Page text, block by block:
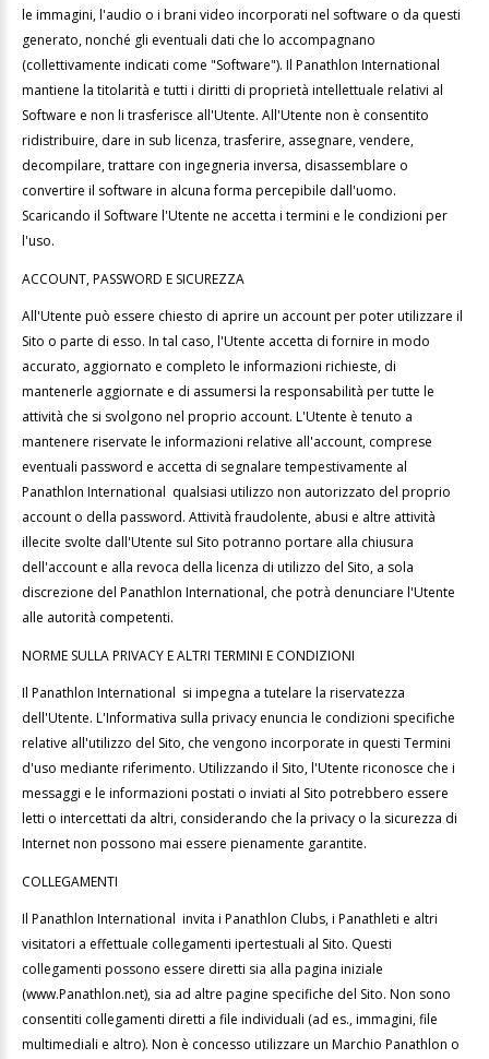
le immagini, l'audio o i brani video incorporati nel software o da questi
generato, nonché gli eventuali dati che lo accompagnano
(collettivamente indicati come "Software"). Il Panathlon International
mantiene la titolarità e tutti i diritti di proprietà intellettuale relativi al
Software e non li trasferisce all'Utente. All'Utente non è consentito
ridistribuire, dare in sub licenza, trasferire, assegnare, vendere,
decompilare, trattare con ingegneria inversa, disassemblare o
convertire il software in alcuna forma percepibile dall'uomo.
Scaricando il Software l'Utente ne accetta i termini e le condizioni per
l'uso.
ACCOUNT, PASSWORD E SICUREZZA
All'Utente può essere chiesto di aprire un account per poter utilizzare il
Sito o parte di esso. In tal caso, l'Utente accetta di fornire in modo
accurato, aggiornato e completo le informazioni richieste, di
mantenerle aggiornate e di assumersi la responsabilità per tutte le
attività che si svolgono nel proprio account. L'Utente è tenuto a
mantenere riservate le informazioni relative all'account, comprese
eventuali password e accetta di segnalare tempestivamente al
Panathlon International qualsiasi utilizzo non autorizzato del proprio
account o della password. Attività fraudolente, abusi e altre attività
illecite svolte dall'Utente sul Sito potranno portare alla chiusura
dell'account e alla revoca della licenza di utilizzo del Sito, a sola
discrezione del Panathlon International, che potrà denunciare l'Utente
alle autorità competenti.
NORME SULLA PRIVACY E ALTRI TERMINI E CONDIZIONI
Il Panathlon International si impegna a tutelare la riservatezza
dell'Utente. L'Informativa sulla privacy enuncia le condizioni specifiche
relative all'utilizzo del Sito, che vengono incorporate in questi Termini
d'uso mediante riferimento. Utilizzando il Sito, l'Utente riconosce che i
messaggi e le informazioni postati o inviati al Sito potrebbero essere
letti o intercettati da altri, considerando che la privacy o la sicurezza di
Internet non possono mai essere pienamente garantite.
COLLEGAMENTI
Il Panathlon International invita i Panathlon Clubs, i Panathleti e altri
visitatori a effettuale collegamenti ipertestuali al Sito. Questi
collegamenti possono essere diretti sia alla pagina iniziale
(www.Panathlon.net), sia ad altre pagine specifiche del Sito. Non sono
consentiti collegamenti diretti a file individuali (ad es., immagini, file
multimediali e altro). Non è concesso utilizzare un Marchio Panathlon o